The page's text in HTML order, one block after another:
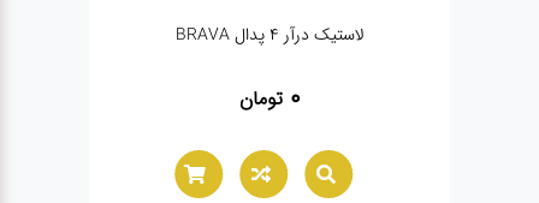
لاستیک درآر ۴ پدال BRAVA